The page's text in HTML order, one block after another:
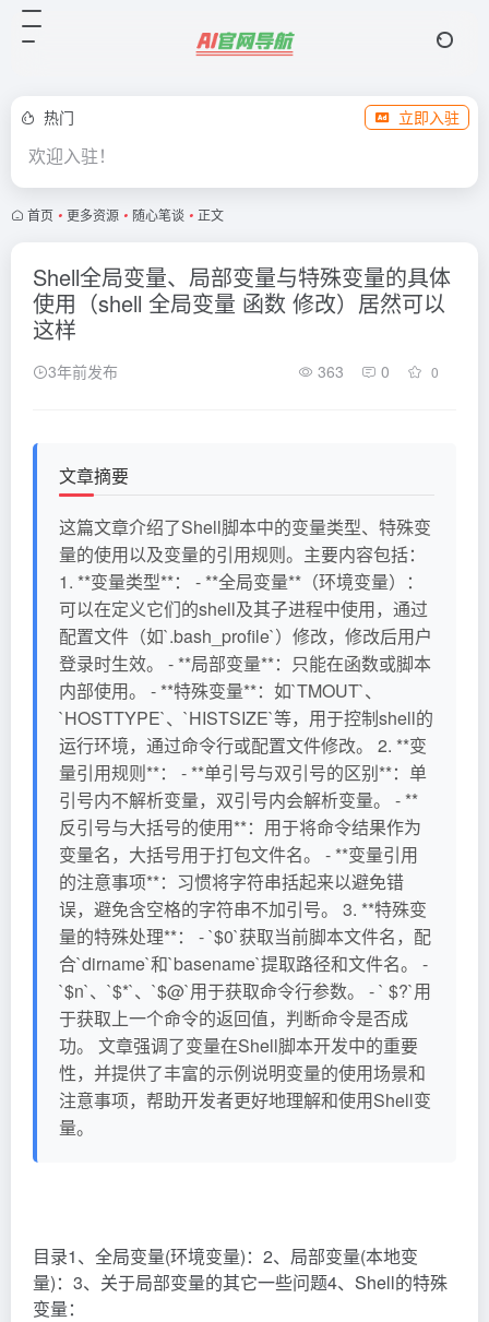
热门 立即入驻
欢迎入驻！
首页 • 更多资源 • 随心笔谈 • 正文
Shell全局变量、局部变量与特殊变量的具体
使用（shell 全局变量 函数 修改）居然可以
这样
3年前发布 363 0 0
文章摘要
这篇文章介绍了Shell脚本中的变量类型、特殊变
量的使用以及变量的引用规则。主要内容包括：
1. **变量类型**： - **全局变量**（环境变量）：
可以在定义它们的shell及其子进程中使用，通过
配置文件（如`.bash_profile`）修改，修改后用户
登录时生效。 - **局部变量**：只能在函数或脚本
内部使用。 - **特殊变量**：如`TMOUT`、
`HOSTTYPE`、`HISTSIZE`等，用于控制shell的
运行环境，通过命令行或配置文件修改。 2. **变
量引用规则**： - **单引号与双引号的区别**：单
引号内不解析变量，双引号内会解析变量。 - **
反引号与大括号的使用**：用于将命令结果作为
变量名，大括号用于打包文件名。 - **变量引用
的注意事项**：习惯将字符串括起来以避免错
误，避免含空格的字符串不加引号。 3. **特殊变
量的特殊处理**： - `$0`获取当前脚本文件名，配
合`dirname`和`basename`提取路径和文件名。 -
`$n`、`$*`、`$@`用于获取命令行参数。 - ` $?`用
于获取上一个命令的返回值，判断命令是否成
功。 文章强调了变量在Shell脚本开发中的重要
性，并提供了丰富的示例说明变量的使用场景和
注意事项，帮助开发者更好地理解和使用Shell变
量。
目录1、全局变量(环境变量)：2、局部变量(本地变
量)：3、关于局部变量的其它一些问题4、Shell的特殊
变量：